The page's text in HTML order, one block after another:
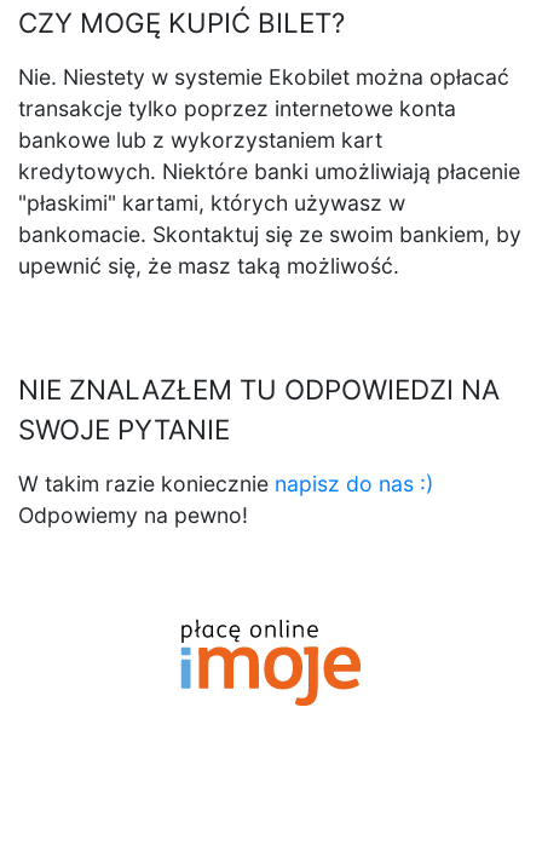
CZY MOGĘ KUPIĆ BILET?
Nie. Niestety w systemie Ekobilet można opłacać
transakcje tylko poprzez internetowe konta
bankowe lub z wykorzystaniem kart
kredytowych. Niektóre banki umożliwiają płacenie
"płaskimi" kartami, których używasz w
bankomacie. Skontaktuj się ze swoim bankiem, by
upewnić się, że masz taką możliwość.
NIE ZNALAZŁEM TU ODPOWIEDZI NA
SWOJE PYTANIE
W takim razie koniecznie napisz do nas :)
Odpowiemy na pewno!